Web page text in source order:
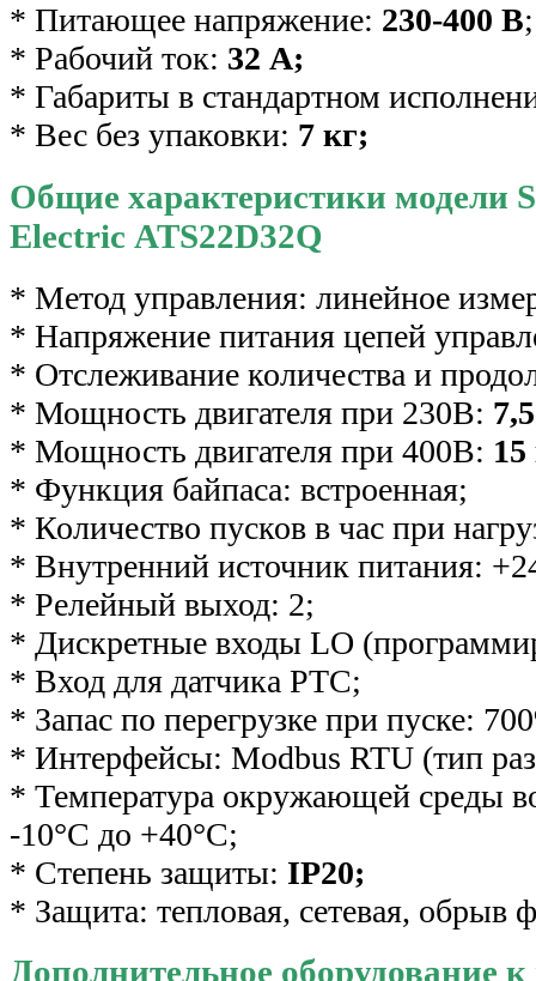
* Питающее напряжение: 230-400 В;
* Рабочий ток: 32 А;
* Габариты в стандартном
* Вес без упаковки: 7 кг;
Общие характеристики модели
Electric ATS22D32Q
* Метод управления: линейное
* Напряжение питания цепей
* Отслеживание количества и
* Мощность двигателя при 230В:
* Мощность двигателя при 400В:
* Функция байпаса: встроенная;
* Количество пусков в час при
* Внутренний источник питания:
* Релейный выход: 2;
* Дискретные входы LO
* Вход для датчика PTC;
* Запас по перегрузке при пуске:
* Интерфейсы: Modbus RTU (тип
* Температура окружающей среды
-10°С до +40°С;
* Степень защиты: IP20;
* Защита: тепловая, сетевая, обрыв
Дополнительное оборудование